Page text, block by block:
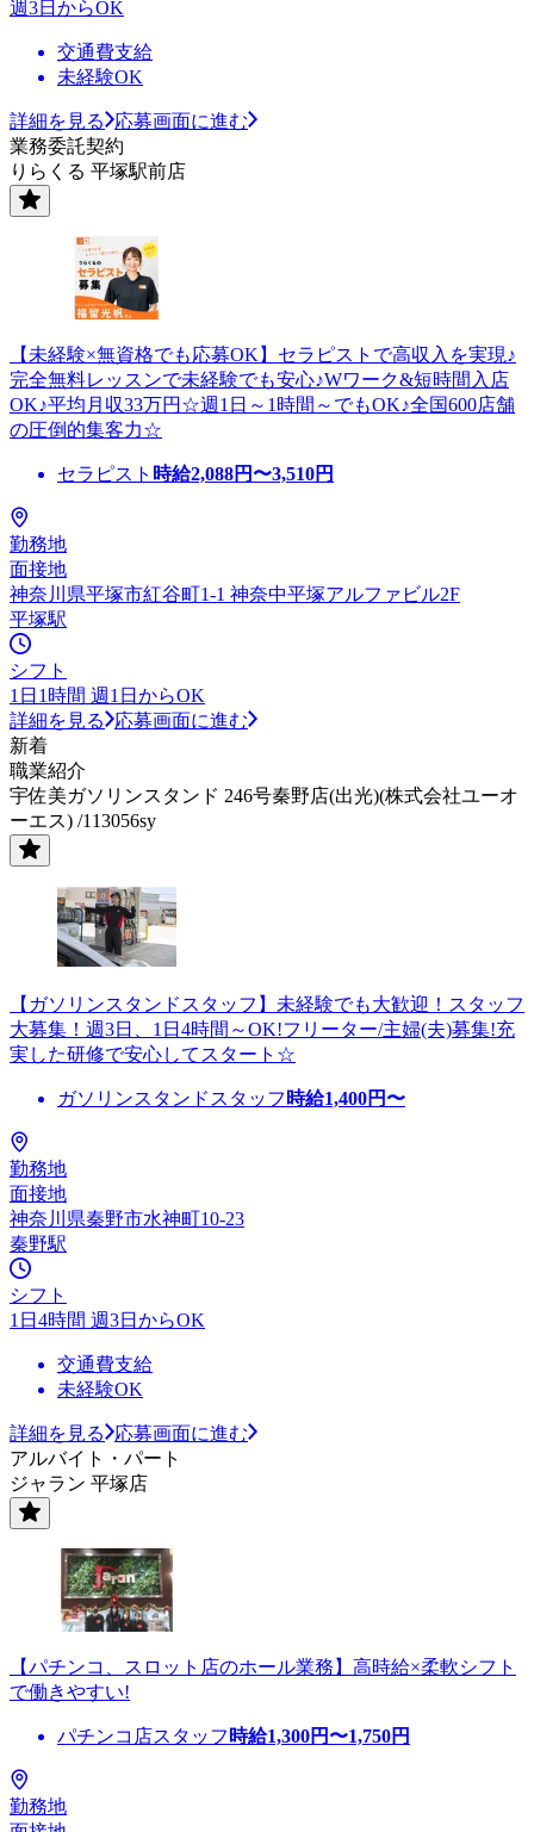
週3日からOK
交通費支給
未経験OK
詳細を見る
応募画面に進む
業務委託契約
りらくる 平塚駅前店
【未経験×無資格でも応募OK】セラピストで高収入を実現♪
完全無料レッスンで未経験でも安心♪Wワーク&短時間入店
OK♪平均月収33万円☆週1日～1時間～でもOK♪全国600店舗
の圧倒的集客力☆
セラピスト 時給2,088円〜3,510円
勤務地
面接地
神奈川県平塚市紅谷町1-1 神奈中平塚アルファビル2F
平塚駅
シフト
1日1時間 週1日からOK
詳細を見る
応募画面に進む
新着
職業紹介
宇佐美ガソリンスタンド 246号秦野店(出光)(株式会社ユーオ
ーエス) /113056sy
【ガソリンスタンドスタッフ】未経験でも大歓迎！スタッフ
大募集！週3日、1日4時間～OK!フリーター/主婦(夫)募集!充
実した研修で安心してスタート☆
ガソリンスタンドスタッフ 時給1,400円〜
勤務地
面接地
神奈川県秦野市水神町10-23
秦野駅
シフト
1日4時間 週3日からOK
交通費支給
未経験OK
詳細を見る
応募画面に進む
アルバイト・パート
ジャラン 平塚店
【パチンコ、スロット店のホール業務】高時給×柔軟シフト
で働きやすい!
パチンコ店スタッフ 時給1,300円〜1,750円
勤務地